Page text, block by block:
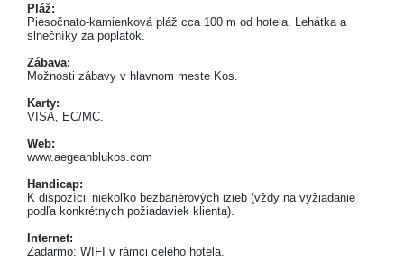
Pláž:
Piesočnato-kamienková pláž cca 100 m od hotela. Lehátka a
slnečníky za poplatok.
Zábava:
Možnosti zábavy v hlavnom meste Kos.
Karty:
VISA, EC/MC.
Web:
www.aegeanblukos.com
Handicap:
K dispozícii niekoľko bezbariérových izieb (vždy na vyžiadanie
podľa konkrétnych požiadaviek klienta).
Internet:
Zadarmo: WIFI v rámci celého hotela.